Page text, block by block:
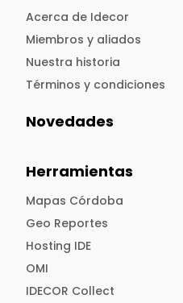
Acerca de Idecor
Miembros y aliados
Nuestra historia
Términos y condiciones
Novedades
Herramientas
Mapas Córdoba
Geo Reportes
Hosting IDE
OMI
IDECOR Collect